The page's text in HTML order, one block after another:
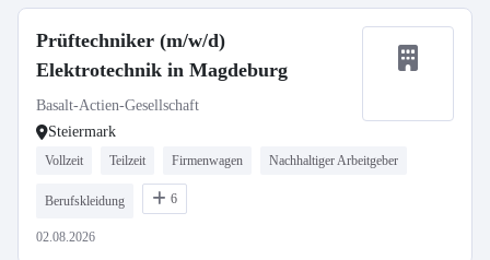
Prüftechniker (m/w/d)
Elektrotechnik in Magdeburg
Basalt-Actien-Gesellschaft
Steiermark
Vollzeit Teilzeit Firmenwagen Nachhaltiger Arbeitgeber
Berufskleidung 6
02.08.2026